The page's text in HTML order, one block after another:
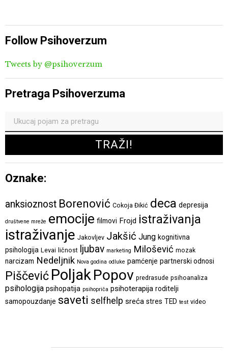
Follow Psihoverzum
Tweets by @psihoverzum
Pretraga Psihoverzuma
Oznake:
anksioznost Borenović Cokoja Đikić deca depresija
društvene mreže emocije filmovi Frojd istraživanja
istraživanje Jakovljev Jakšić Jung kognitivna
psihologija Levai ličnost ljubav marketing Milošević mozak
narcizam Nedeljnik Nova godina odluke pamćenje partnerski odnosi
Piščević PoljakPopov predrasude psihoanaliza
psihologija psihopatija psihopriča psihoterapija roditelji
samopouzdanje saveti selfhelp sreća stres TED test video